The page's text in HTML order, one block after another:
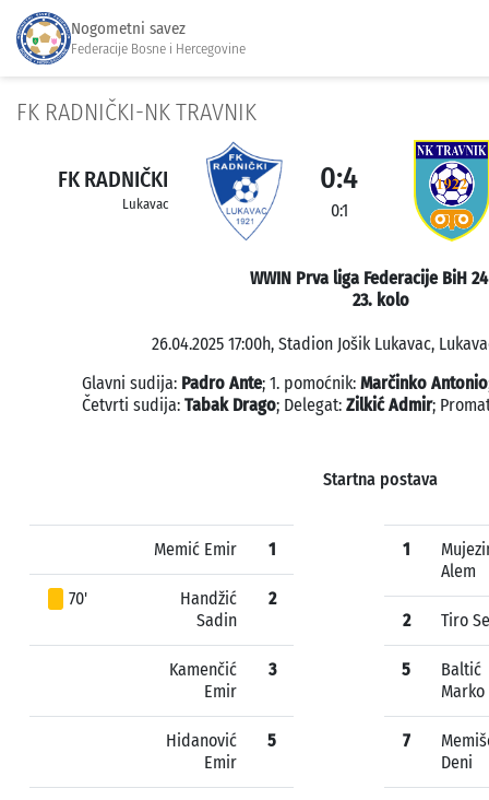
Nogometni savez
Federacije Bosne i Hercegovine
FK RADNIČKI-NK TRAVNIK
FK RADNIČKI
Lukavac
0:4
0:1
WWIN Prva liga Federacije BiH
23. kolo
26.04.2025 17:00h, Stadion Jošik Lukavac,
Glavni sudija: Padro Ante; 1. pomoćnik: Marčinko Antonio
Četvrti sudija: Tabak Drago; Delegat: Zilkić Admir;
Startna postava
Memić Emir 1
70'
Handžić
Sadin
2
Kamenčić
Emir
3
Hidanović
Emir
5
1
Alem
2 Tiro
5
Baltić
Marko
7
Deni